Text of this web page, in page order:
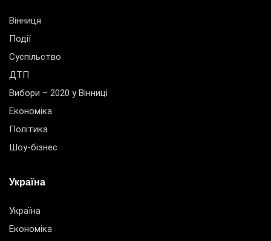
Вінниця
Події
Суспільство
ДТП
Вибори – 2020 у Вінниці
Економіка
Політика
Шоу-бізнес
Україна
Україна
Економіка